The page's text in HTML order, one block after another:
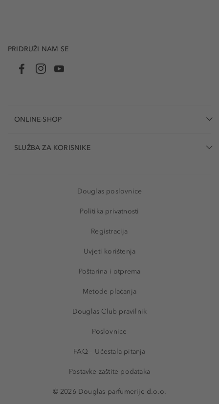
PRIDRUŽI NAM SE
ONLINE-SHOP
SLUŽBA ZA KORISNIKE
Douglas poslovnice
Politika privatnosti
Registracija
Uvjeti korištenja
Poštarina i otprema
Metode plaćanja
Douglas Club pravilnik
Poslovnice
FAQ – Učestala pitanja
Postavke zaštite podataka
© 2026 Douglas parfumerije d.o.o.